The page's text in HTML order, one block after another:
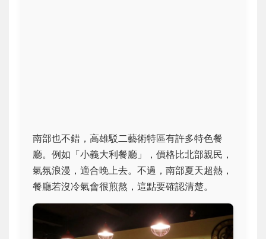
南部也不錯，高雄駁二藝術特區有許多特色餐
廳。例如「小義大利餐廳」，價格比北部親民，
氣氛浪漫，適合晚上去。不過，南部夏天超熱，
餐廳若沒冷氣會很煎熬，這點要確認清楚。